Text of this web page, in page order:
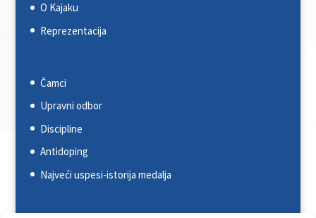
O Kajaku
Reprezentacija
Čamci
Upravni odbor
Discipline
Antidoping
Najveći uspesi-istorija medalja